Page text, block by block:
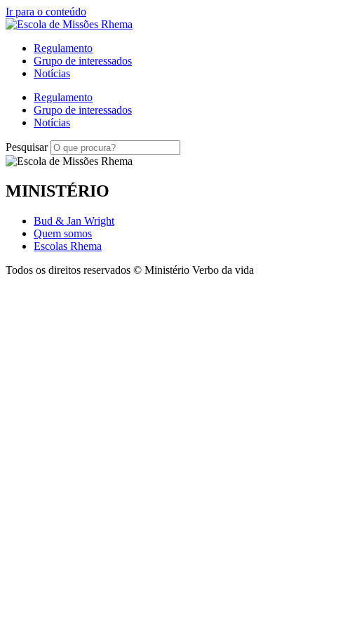
Ir para o conteúdo
Regulamento
Grupo de interessados
Notícias
Regulamento
Grupo de interessados
Notícias
Pesquisar
MINISTÉRIO
Bud & Jan Wright
Quem somos
Escolas Rhema
Todos os direitos reservados © Ministério Verbo da vida